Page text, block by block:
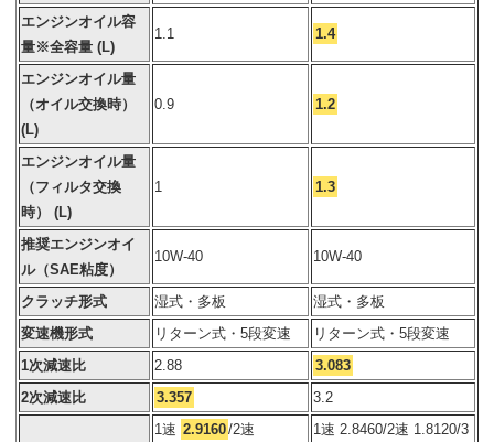
エンジンオイル容
量※全容量 (L)
1.1 1.4
エンジンオイル量
（オイル交換時）
(L)
0.9 1.2
エンジンオイル量
（フィルタ交換
時） (L)
1 1.3
推奨エンジンオイ
ル（SAE粘度）
10W-40 10W-40
クラッチ形式 湿式・多板
湿式・多板
変速機形式
リターン式・5段変速
リターン式・5段変速
1次減速比
2.88
3.083
2次減速比
3.357 3.2
1速 2.9160/2速
1速 2.8460/2速 1.8120/3